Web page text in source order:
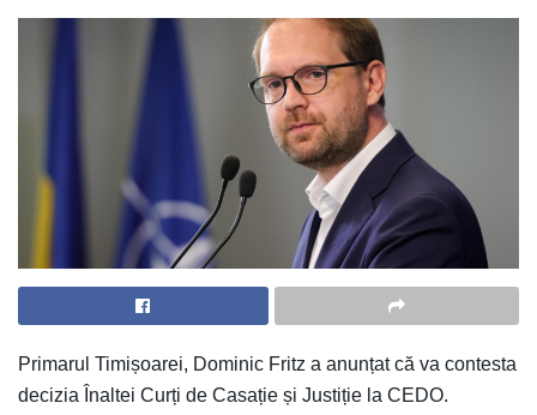
Primarul Timișoarei, Dominic Fritz a anunțat că va contesta
decizia Înaltei Curți de Casație și Justiție la CEDO.